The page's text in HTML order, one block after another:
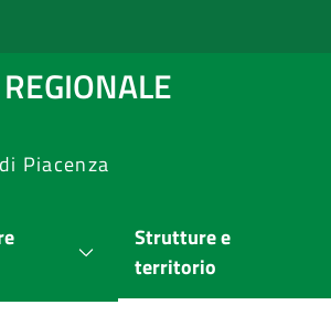
Piacenza
Strutture e
territorio